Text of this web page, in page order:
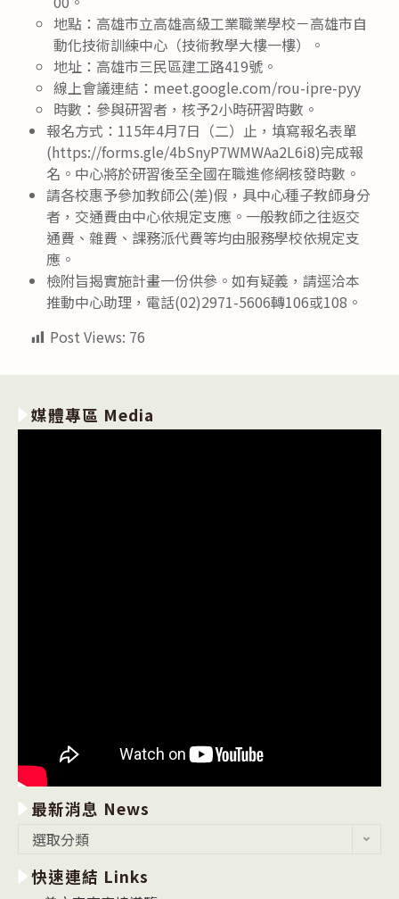
地點：高雄市立高雄高級工業職業學校－高雄市自
動化技術訓練中心（技術教學大樓一樓）。
地址：高雄市三民區建工路419號。
線上會議連結：meet.google.com/rou-ipre-pyy
時數：參與研習者，核予2小時研習時數。
報名方式：115年4月7日（二）止，填寫報名表單
(https://forms.gle/4bSnyP7WMWAa2L6i8)完成報
名。中心將於研習後至全國在職進修網核發時數。
請各校惠予參加教師公(差)假，具中心種子教師身分
者，交通費由中心依規定支應。一般教師之往返交
通費、雜費、課務派代費等均由服務學校依規定支
應。
檢附旨揭實施計畫一份供參。如有疑義，請逕洽本
推動中心助理，電話(02)2971-5606轉106或108。
Post Views: 76
媒體專區 Media
最新消息 News
消
選取分類
快速連結 Links